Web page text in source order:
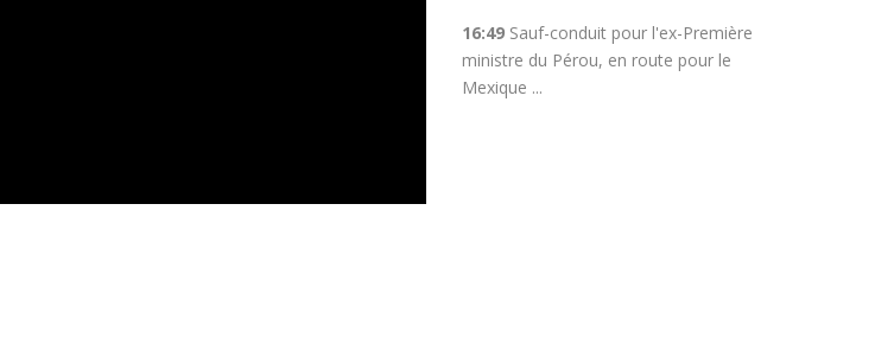
16:49 Sauf-conduit pour l'ex-Première
ministre du Pérou, en route pour le
Mexique ...